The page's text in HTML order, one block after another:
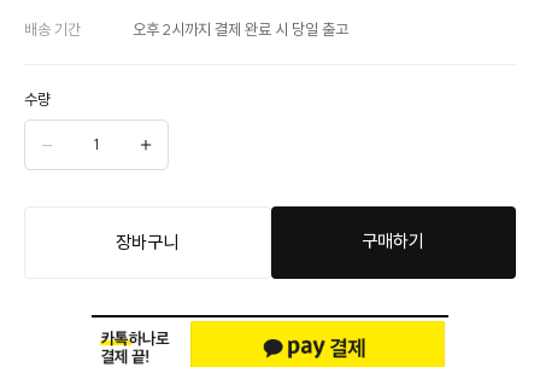
배송 기간 오후 2시까지 결제 완료 시 당일 출고
수량
장바구니 구매하기